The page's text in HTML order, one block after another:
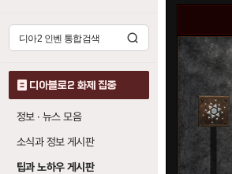
디아블로2 화제 집중
정보 · 뉴스 모음
소식과 정보 게시판
팁과 노하우 게시판